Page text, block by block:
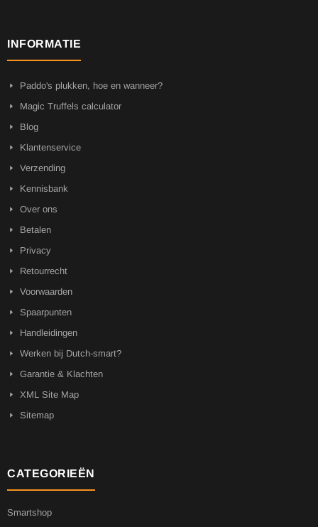
INFORMATIE
Paddo's plukken, hoe en wanneer?
Magic Truffels calculator
Blog
Klantenservice
Verzending
Kennisbank
Over ons
Betalen
Privacy
Retourrecht
Voorwaarden
Spaarpunten
Handleidingen
Werken bij Dutch-smart?
Garantie & Klachten
XML Site Map
Sitemap
CATEGORIEËN
Smartshop